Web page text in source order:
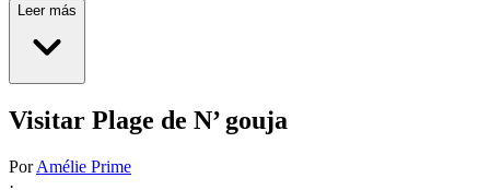
Leer más
Visitar Plage de N’ gouja
PorAmélie Prime
·